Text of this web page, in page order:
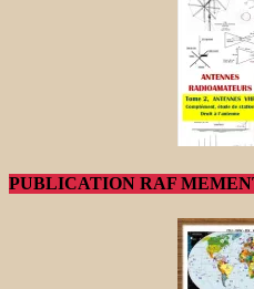
PUBLICATION RAF